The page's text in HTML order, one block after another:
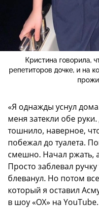
Кристина говорила,
репетиторов дочке, и на
«Я однажды уснул
меня затекли обе
тошнило, наверное,
побежал до туалета.
смешно. Начал ржать,
Просто заблевал
блеванул. Но потом
который я оставил
в шоу «OX» на YouTube.